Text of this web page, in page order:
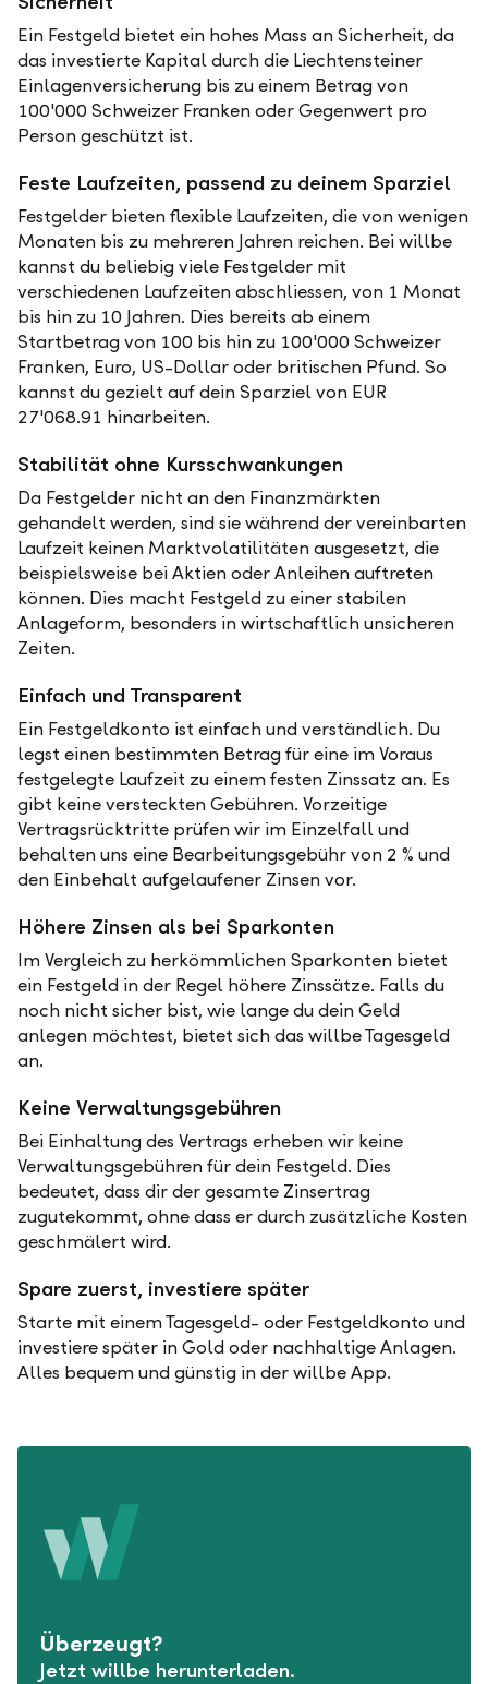
Ein Festgeld bietet ein hohes Mass an Sicherheit, da
das investierte Kapital durch die Liechtensteiner
Einlagenversicherung bis zu einem Betrag von
100'000 Schweizer Franken oder Gegenwert pro
Person geschützt ist.
Feste Laufzeiten, passend zu deinem Sparziel
Festgelder bieten flexible Laufzeiten, die von wenigen
Monaten bis zu mehreren Jahren reichen. Bei willbe
kannst du beliebig viele Festgelder mit
verschiedenen Laufzeiten abschliessen, von 1 Monat
bis hin zu 10 Jahren. Dies bereits ab einem
Startbetrag von 100 bis hin zu 100'000 Schweizer
Franken, Euro, US-Dollar oder britischen Pfund. So
kannst du gezielt auf dein Sparziel von EUR
27'068.91 hinarbeiten.
Stabilität ohne Kursschwankungen
Da Festgelder nicht an den Finanzmärkten
gehandelt werden, sind sie während der vereinbarten
Laufzeit keinen Marktvolatilitäten ausgesetzt, die
beispielsweise bei Aktien oder Anleihen auftreten
können. Dies macht Festgeld zu einer stabilen
Anlageform, besonders in wirtschaftlich unsicheren
Zeiten.
Einfach und Transparent
Ein Festgeldkonto ist einfach und verständlich. Du
legst einen bestimmten Betrag für eine im Voraus
festgelegte Laufzeit zu einem festen Zinssatz an. Es
gibt keine versteckten Gebühren. Vorzeitige
Vertragsrücktritte prüfen wir im Einzelfall und
behalten uns eine Bearbeitungsgebühr von 2 % und
den Einbehalt aufgelaufener Zinsen vor.
Höhere Zinsen als bei Sparkonten
Im Vergleich zu herkömmlichen Sparkonten bietet
ein Festgeld in der Regel höhere Zinssätze. Falls du
noch nicht sicher bist, wie lange du dein Geld
anlegen möchtest, bietet sich das willbe Tagesgeld
an.
Keine Verwaltungsgebühren
Bei Einhaltung des Vertrags erheben wir keine
Verwaltungsgebühren für dein Festgeld. Dies
bedeutet, dass dir der gesamte Zinsertrag
zugutekommt, ohne dass er durch zusätzliche Kosten
geschmälert wird.
Spare zuerst, investiere später
Starte mit einem Tagesgeld- oder Festgeldkonto und
investiere später in Gold oder nachhaltige Anlagen.
Alles bequem und günstig in der willbe App.
Überzeugt?
Jetzt willbe herunterladen.